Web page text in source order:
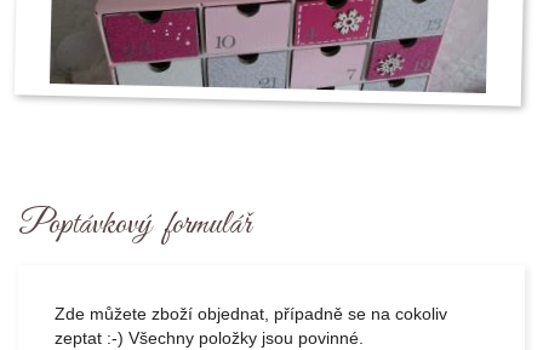
Poptávkový formulář
Zde můžete zboží objednat, případně se na cokoliv
zeptat :-) Všechny položky jsou povinné.